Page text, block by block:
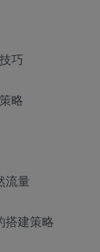
巧
略
流量
搭建策略